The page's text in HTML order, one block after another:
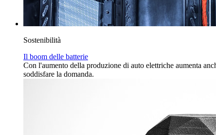
Sostenibilità
Il boom delle batterie
Con l'aumento della produzione di auto elettriche aumenta
soddisfare la domanda.